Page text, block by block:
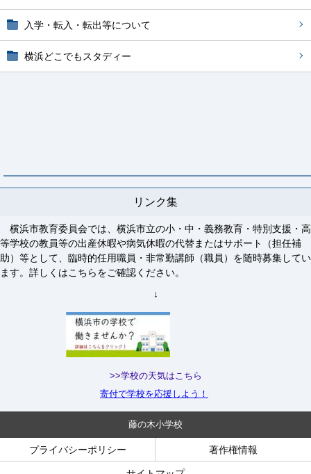
入学・転入・転出等について
横浜どこでもスタディー
リンク集
横浜市教育委員会では、横浜市立の小・中・義務教育・特別支援・高
等学校の教員等の出産休暇や病気休暇の代替またはサポート（担任補
助）等として、臨時的任用職員・非常勤講師（職員）を随時募集してい
ます。詳しくはこちらをご確認ください。
↓
>>学校の天気はこちら
寄付で学校を応援しよう！
藤の木小学校
プライバシーポリシー 著作権情報